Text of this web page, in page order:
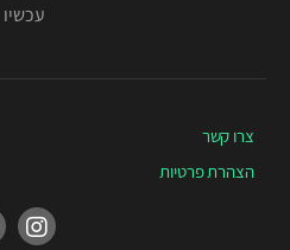
עכשיו
צרו קשר
הצהרת פרטיות